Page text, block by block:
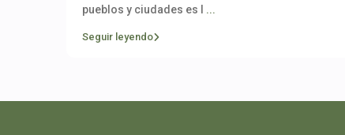
pueblos y ciudades es l ...
Seguir leyendo